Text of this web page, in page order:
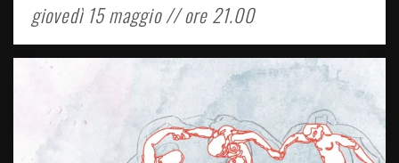
giovedì 15 maggio // ore 21.00